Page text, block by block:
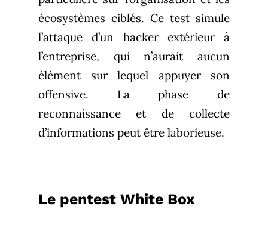
écosystèmes ciblés. Ce test simule
l’attaque d’un hacker extérieur à
l’entreprise, qui n’aurait aucun
élément sur lequel appuyer son
offensive. La phase de
reconnaissance et de collecte
d’informations peut être laborieuse.
Le pentest White Box